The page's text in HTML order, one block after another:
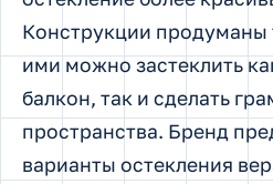
Конструкции продуманы
ими можно застеклить
балкон, так и сделать
пространства. Бренд
варианты остекления